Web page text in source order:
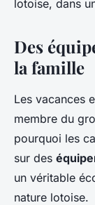
lotoise, dans
Des
la famille
Les vacances
membre du
pourquoi les
sur des
un véritable
nature lotoise.